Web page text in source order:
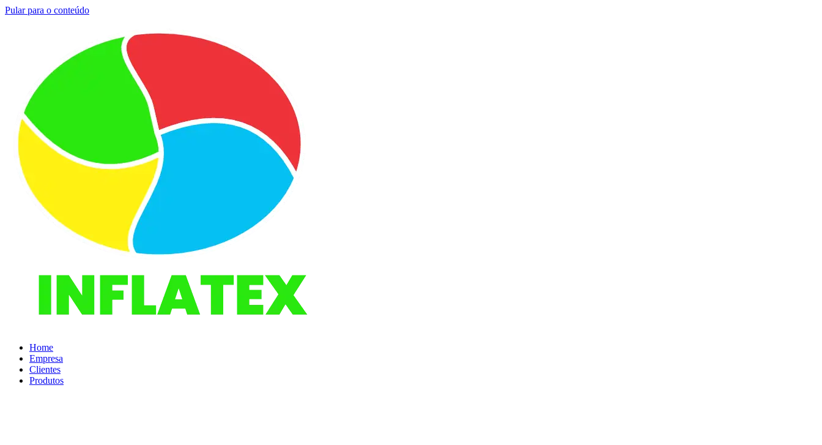
Pular para o conteúdo
Home
Empresa
Clientes
Produtos